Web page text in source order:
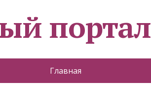
портал
Главная